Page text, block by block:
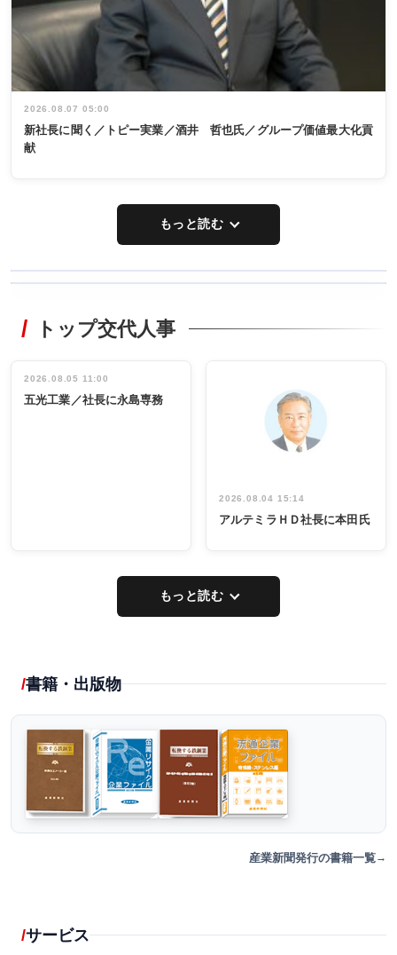
2026.08.07 05:00
新社長に聞く／トピー実業／酒井 哲也氏／グループ価値最大化貢
献
もっと読む
非鉄業界で
インタビュ
ー／社内ア
タックトレー
祝う 業界関
係者ら220人
出席
トップ交代人事
2026.08.05 11:00
五光工業／社長に永島専務
2026.08.04 15:14
アルテミラＨＤ社長に本田氏
もっと読む
書籍・出版物
産業新聞発行の書籍一覧
サービス